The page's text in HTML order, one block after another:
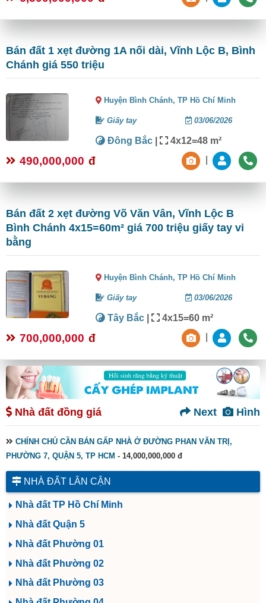
Bán đất 1 xẹt đường 1A nối dài, Vĩnh Lộc B, Bình
Chánh giá 550 triệu
Huyện Bình Chánh,TP Hồ Chí Minh
Giấy tay 03/06/2026
Đông Bắc | 4x12=48 m²
490,000,000 đ
Bán đất 2 xẹt đường Võ Văn Vân, Vĩnh Lộc B
Bình Chánh 4x15=60m² giá 700 triệu giấy tay vi
bằng
Huyện Bình Chánh,TP Hồ Chí Minh
Giấy tay 03/06/2026
Tây Bắc | 4x15=60 m²
700,000,000 đ
Nhà đất đồng giá Hình
Next
CHÍNH CHỦ CẦN BÁN GẤP NHÀ Ở ĐƯỜNG PHAN VĂN TRỊ,
PHƯỜNG 7, QUẬN 5, TP HCM - 14,000,000,000 đ
NHÀ ĐẤT LÂN CẬN
Nhà đất TP Hồ Chí Minh
Nhà đất Quận 5
Nhà đất Phường 01
Nhà đất Phường 02
Nhà đất Phường 03